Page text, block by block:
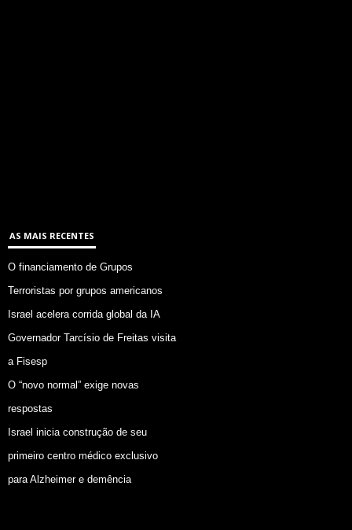
AS MAIS RECENTES
O financiamento de Grupos
Terroristas por grupos americanos
Israel acelera corrida global da IA
Governador Tarcísio de Freitas visita
a Fisesp
O “novo normal” exige novas
respostas
Israel inicia construção de seu
primeiro centro médico exclusivo
para Alzheimer e demência